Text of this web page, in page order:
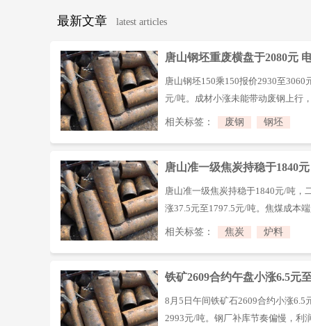
最新文章 latest articles
唐山钢坯重废横盘于2080元
唐山钢坯150乘150报价2930至3060
元/吨。成材小涨未能带动废钢上行
性一般，基地按兵不动。长流程成
相关标签： 废钢 钢坯
唐山准一级焦炭持稳于1840
唐山准一级焦炭持稳于1840元/吨，
涨37.5元至1797.5元/吨。焦煤成本
期货出现背离，期货走强、现货持
相关标签： 焦炭 炉料
铁矿2609合约午盘小涨6.5元
8月5日午间铁矿石2609合约小涨6.5
2993元/吨。钢厂补库节奏偏慢，利